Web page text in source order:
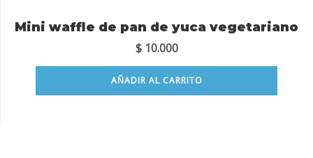
Mini waffle de pan de yuca vegetariano
$10.000
AÑADIR AL CARRITO